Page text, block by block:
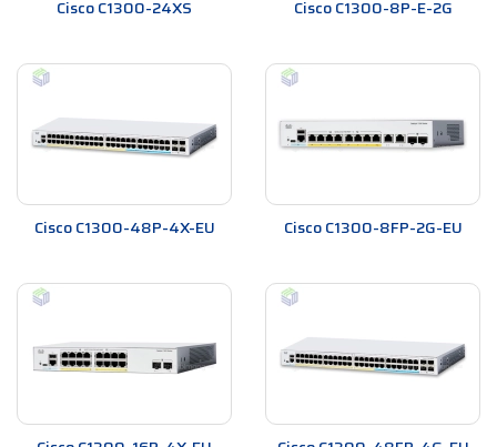
Cisco C1300-24XS Cisco C1300-8P-E-2G
Cisco C1300-48P-4X-EU Cisco C1300-8FP-2G-EU​